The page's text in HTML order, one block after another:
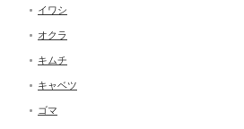
イワシ
オクラ
キムチ
キャベツ
ゴマ